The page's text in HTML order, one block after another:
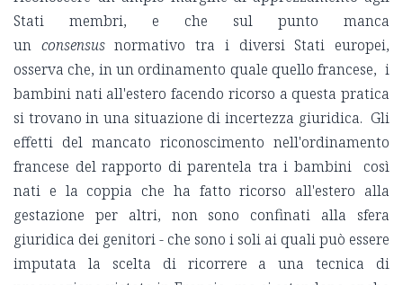
Stati membri, e che sul punto manca
un consensusnormativo tra i diversi Stati europei,
osserva che, in un ordinamento quale quello francese, i
bambini nati all'estero facendo ricorso a questa pratica
si trovano in una situazione di incertezza giuridica. Gli
effetti del mancato riconoscimento nell'ordinamento
francese del rapporto di parentela tra i bambini così
nati e la coppia che ha fatto ricorso all'estero alla
gestazione per altri, non sono confinati alla sfera
giuridica dei genitori - che sono i soli ai quali può essere
imputata la scelta di ricorrere a una tecnica di